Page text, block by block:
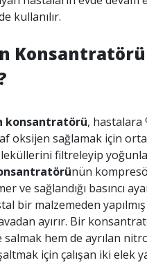
kullanılır.
Konsantratörü
konsantratörü, hastalara
oksijen sağlamak için
filtreleyip
nün
ve sağlandığı basıncı
bir malzemeden yapılmış
ayırır. Bir
salmak hem de ayrılan
için çalışan iki elek